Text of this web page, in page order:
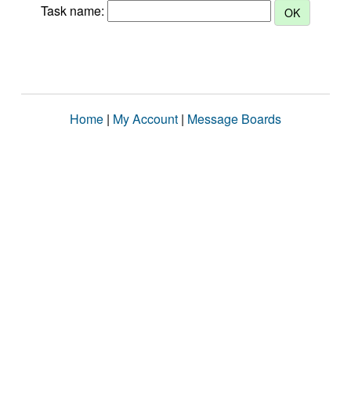
Task name:
Home | My Account | Message Boards